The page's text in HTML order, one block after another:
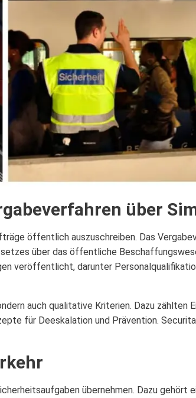
über
öffentlich auszuschreiben. Das
über das öffentliche
veröffentlicht, darunter
auch qualitative Kriterien. Dazu zählten
für Deeskalation und Prävention.
übernehmen. Dazu gehört